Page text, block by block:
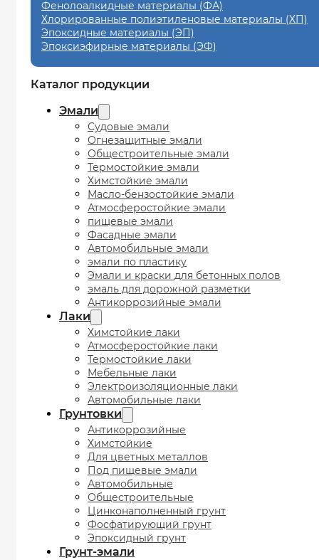
Фенолоалкидные материалы (ФА)
Хлорированные полиэтиленовые материалы (ХП)
Эпоксидные материалы (ЭП)
Эпоксиэфирные материалы (ЭФ)
Каталог продукции
Эмали
Судовые эмали
Огнезащитные эмали
Общестроительные эмали
Термостойкие эмали
Химстойкие эмали
Масло-бензостойкие эмали
Атмосферостойкие эмали
пищевые эмали
Фасадные эмали
Автомобильные эмали
эмали по пластику
Эмали и краски для бетонных полов
эмаль для дорожной разметки
Антикоррозийные эмали
Лаки
Химстойкие лаки
Атмосферостойкие лаки
Термостойкие лаки
Мебельные лаки
Электроизоляционные лаки
Автомобильные лаки
Грунтовки
Антикоррозийные
Химстойкие
Для цветных металлов
Под пищевые эмали
Автомобильные
Общестроительные
Цинконаполненный грунт
Фосфатирующий грунт
Эпоксидный грунт
Грунт-эмали